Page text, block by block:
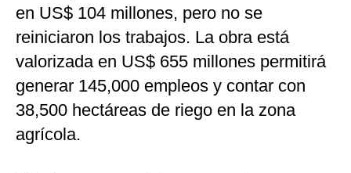
en US$ 104 millones, pero no se
reiniciaron los trabajos. La obra está
valorizada en US$ 655 millones permitirá
generar 145,000 empleos y contar con
38,500 hectáreas de riego en la zona
agrícola.